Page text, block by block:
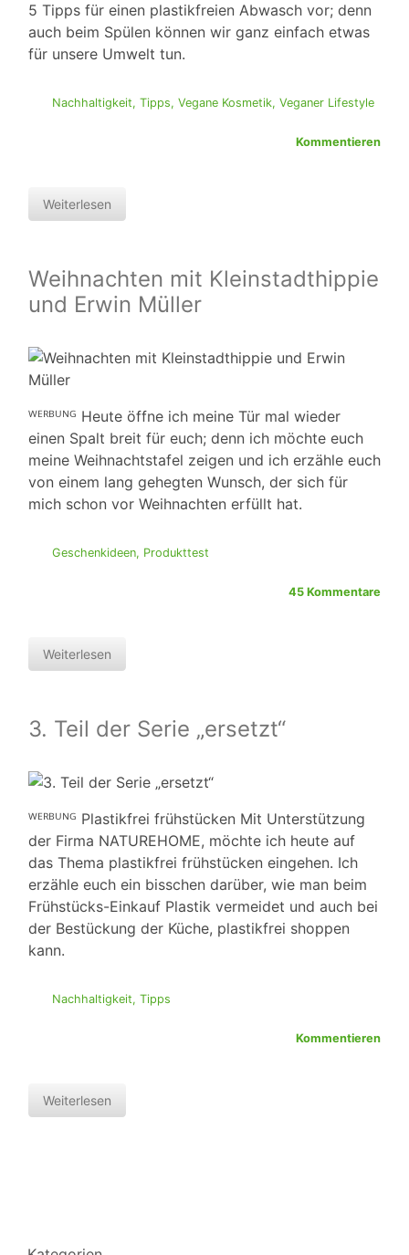
5 Tipps für einen plastikfreien Abwasch vor; denn
auch beim Spülen können wir ganz einfach etwas
für unsere Umwelt tun.
Nachhaltigkeit, Tipps, Vegane Kosmetik, Veganer Lifestyle
Kommentieren
Weiterlesen
Weihnachten mit Kleinstadthippie
und Erwin Müller
ᵂᴱᴿᴮᵁᴺᴳ Heute öffne ich meine Tür mal wieder
einen Spalt breit für euch; denn ich möchte euch
meine Weihnachtstafel zeigen und ich erzähle euch
von einem lang gehegten Wunsch, der sich für
mich schon vor Weihnachten erfüllt hat.
Geschenkideen, Produkttest
45 Kommentare
Weiterlesen
3. Teil der Serie „ersetzt“
ᵂᴱᴿᴮᵁᴺᴳ Plastikfrei frühstücken Mit Unterstützung
der Firma NATUREHOME, möchte ich heute auf
das Thema plastikfrei frühstücken eingehen. Ich
erzähle euch ein bisschen darüber, wie man beim
Frühstücks-Einkauf Plastik vermeidet und auch bei
der Bestückung der Küche, plastikfrei shoppen
kann.
Nachhaltigkeit, Tipps
Kommentieren
Weiterlesen